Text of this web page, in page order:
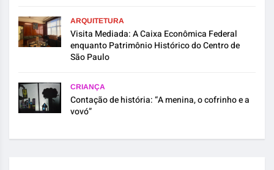
ARQUITETURA
Visita Mediada: A Caixa Econômica Federal
enquanto Patrimônio Histórico do Centro de
São Paulo
CRIANÇA
Contação de história: “A menina, o cofrinho e a
vovó”